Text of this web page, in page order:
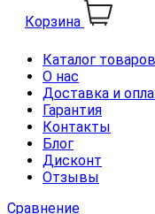
Корзина
Каталог товаров
О нас
Доставка и
Гарантия
Контакты
Блог
Дисконт
Отзывы
Сравнение